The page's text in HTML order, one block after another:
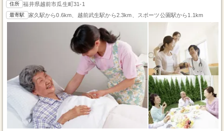
住所 福井県越前市瓜生町31-1
最寄駅 家久駅から0.6km、越前武生駅から2.3km、スポーツ公園駅から1.1km